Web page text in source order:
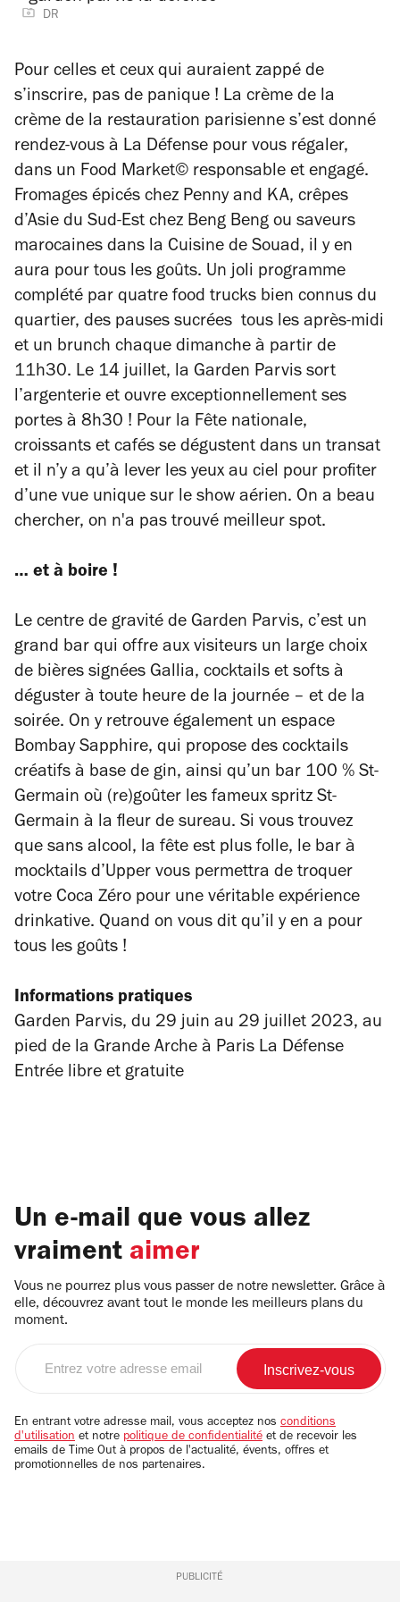
DR
Pour celles et ceux qui auraient zappé de
s’inscrire, pas de panique ! La crème de la
crème de la restauration parisienne s’est donné
rendez-vous à La Défense pour vous régaler,
dans un Food Market© responsable et engagé.
Fromages épicés chez Penny and KA, crêpes
d’Asie du Sud-Est chez Beng Beng ou saveurs
marocaines dans la Cuisine de Souad, il y en
aura pour tous les goûts. Un joli programme
complété par quatre food trucks bien connus du
quartier, des pauses sucrées tous les après-midi
et un brunch chaque dimanche à partir de
11h30. Le 14 juillet, la Garden Parvis sort
l’argenterie et ouvre exceptionnellement ses
portes à 8h30 ! Pour la Fête nationale,
croissants et cafés se dégustent dans un transat
et il n’y a qu’à lever les yeux au ciel pour profiter
d’une vue unique sur le show aérien. On a beau
chercher, on n'a pas trouvé meilleur spot.
… et à boire !
Le centre de gravité de Garden Parvis, c’est un
grand bar qui offre aux visiteurs un large choix
de bières signées Gallia, cocktails et softs à
déguster à toute heure de la journée – et de la
soirée. On y retrouve également un espace
Bombay Sapphire, qui propose des cocktails
créatifs à base de gin, ainsi qu’un bar 100 % St-
Germain où (re)goûter les fameux spritz St-
Germain à la fleur de sureau. Si vous trouvez
que sans alcool, la fête est plus folle, le bar à
mocktails d’Upper vous permettra de troquer
votre Coca Zéro pour une véritable expérience
drinkative. Quand on vous dit qu’il y en a pour
tous les goûts !
Informations pratiques
Garden Parvis, du 29 juin au 29 juillet 2023, au
pied de la Grande Arche à Paris La Défense
Entrée libre et gratuite
Un e-mail que vous allez
vraiment aimer
Vous ne pourrez plus vous passer de notre newsletter. Grâce à
elle, découvrez avant tout le monde les meilleurs plans du
moment.
email
En entrant votre adresse mail, vous acceptez nos conditions
d'utilisation et notre politique de confidentialité et de recevoir les
emails de Time Out à propos de l'actualité, évents, offres et
promotionnelles de nos partenaires.
PUBLICITÉ